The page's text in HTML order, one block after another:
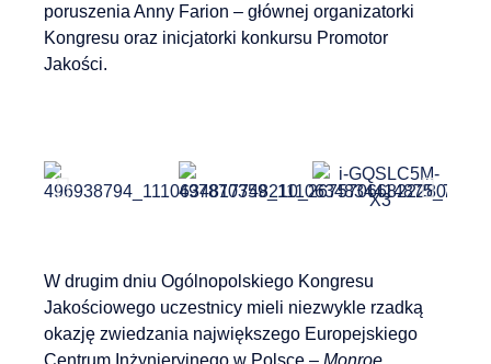
poruszenia Anny Farion – głównej organizatorki
Kongresu oraz inicjatorki konkursu Promotor
Jakości.
W drugim dniu Ogólnopolskiego Kongresu
Jakościowego uczestnicy mieli niezwykle rzadką
okazję zwiedzania największego Europejskiego
Centrum Inżynieryjnego w Polsce – Monroe